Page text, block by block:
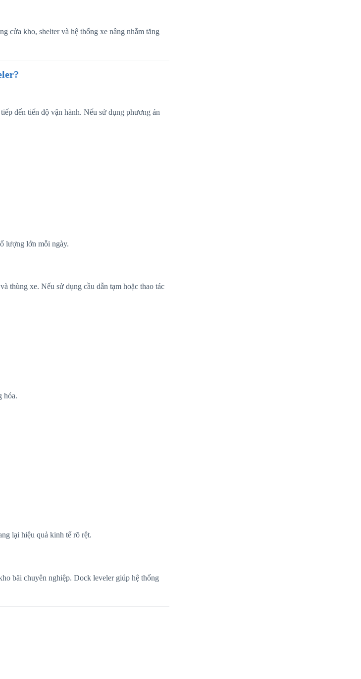
cửa kho, shelter và hệ thống xe nâng nhằm tăng
đến tiến độ vận hành. Nếu sử dụng phương án
lượng lớn mỗi ngày.
thùng xe. Nếu sử dụng cầu dẫn tạm hoặc thao tác
hóa.
lại hiệu quả kinh tế rõ rệt.
bãi chuyên nghiệp. Dock leveler giúp hệ thống